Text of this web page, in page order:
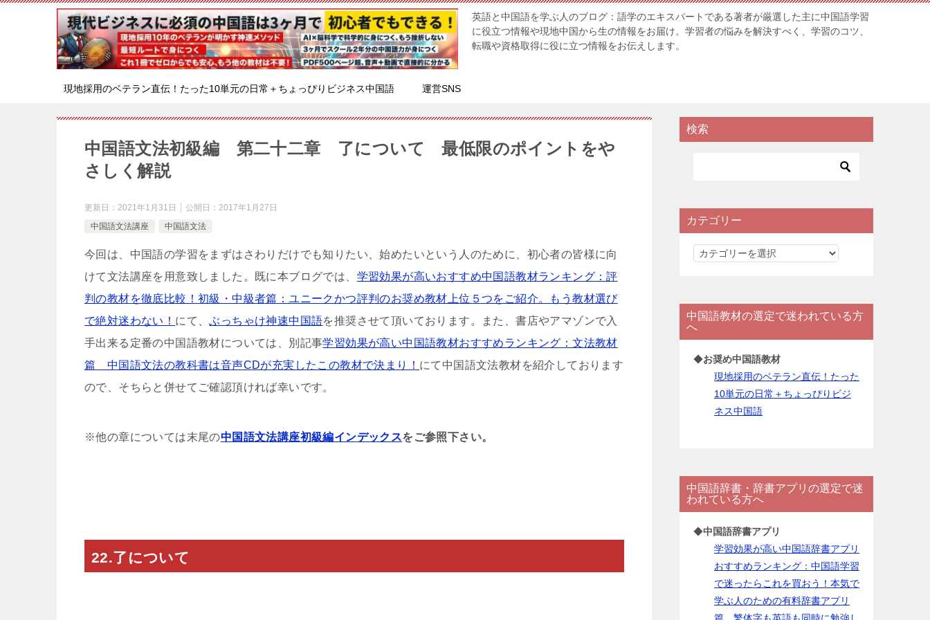
英語と中国語を学ぶ人のブログ：語学のエキスパートである著者が厳選した主に中国語学習
に役立つ情報や現地中国から生の情報をお届け。学習者の悩みを解決すべく、学習のコツ、
転職や資格取得に役に立つ情報をお伝えします。
現地採用のベテラン直伝！たった10単元の日常＋ちょっぴりビジネス中国語 運営SNS
中国語文法初級編 第二十二章 了について 最低限のポイントをや
さしく解説
更新日： 2021年1月31日 公開日： 2017年1月27日
中国語文法講座
中国語文法
今回は、中国語の学習をまずはさわりだけでも知りたい、始めたいという人のために、初心者の皆様に向
けて文法講座を用意致しました。既に本ブログでは、 学習効果が高いおすすめ中国語教材ランキング：評
判の教材を徹底比較！初級・中級者篇：ユニークかつ評判のお奨め教材上位５つをご紹介。もう教材選び
で絶対迷わない！ にて、ぶっちゃけ神速中国語を推奨させて頂いております。また、書店やアマゾンで入
手出来る定番の中国語教材については、別記事学習効果が高い中国語教材おすすめランキング：文法教材
篇 中国語文法の教科書は音声CDが充実したこの教材で決まり！ にて中国語文法教材を紹介しております
ので、そちらと併せてご確認頂ければ幸いです。
※他の章については末尾の中国語文法講座初級編インデックスをご参照下さい。
22.了について
検索
カテゴリー
カ
リ
ー
中国語教材の選定で迷われている方
へ
◆お奨め中国語教材
現地採用のベテラン直伝！たった
10単元の日常＋ちょっぴりビジ
ネス中国語
中国語辞書・辞書アプリの選定で迷
われている方へ
◆中国語辞書アプリ
学習効果が高い中国語辞書アプリ
おすすめランキング：中国語学習
で迷ったらこれを買おう！本気で
学ぶ人のための有料辞書アプリ